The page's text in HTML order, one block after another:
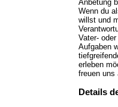
Anbetung
Wenn du
willst und
Vater-
Aufgaben
erleben
freuen uns
Details